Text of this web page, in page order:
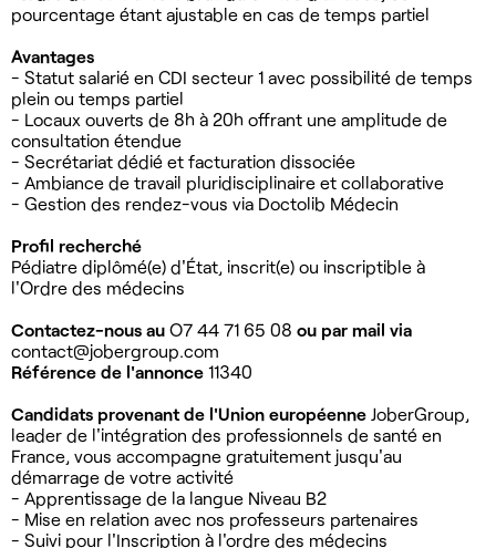
pourcentage étant ajustable en cas de temps partiel
Avantages
- Statut salarié en CDI secteur 1 avec possibilité de temps
plein ou temps partiel
- Locaux ouverts de 8h à 20h offrant une amplitude de
consultation étendue
- Secrétariat dédié et facturation dissociée
- Ambiance de travail pluridisciplinaire et collaborative
- Gestion des rendez-vous via Doctolib Médecin
Profil recherché
Pédiatre diplômé(e) d'État, inscrit(e) ou inscriptible à
l'Ordre des médecins
Contactez-nous au O7 44 71 65 08 ou par mail via
contact@jobergroup.com
Référence de l'annonce 11340
Candidats provenant de l'Union européenne JoberGroup,
leader de l'intégration des professionnels de santé en
France, vous accompagne gratuitement jusqu'au
démarrage de votre activité
- Apprentissage de la langue Niveau B2
- Mise en relation avec nos professeurs partenaires
- Suivi pour l'Inscription à l'ordre des médecins